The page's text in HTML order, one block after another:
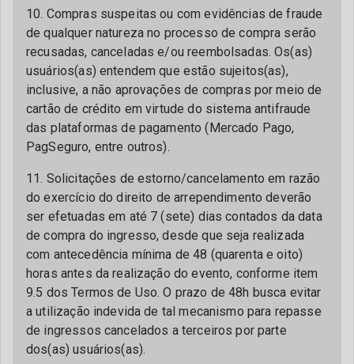
10. Compras suspeitas ou com evidências de fraude
de qualquer natureza no processo de compra serão
recusadas, canceladas e/ou reembolsadas. Os(as)
usuários(as) entendem que estão sujeitos(as),
inclusive, a não aprovações de compras por meio de
cartão de crédito em virtude do sistema antifraude
das plataformas de pagamento (Mercado Pago,
PagSeguro, entre outros).
11. Solicitações de estorno/cancelamento em razão
do exercício do direito de arrependimento deverão
ser efetuadas em até 7 (sete) dias contados da data
de compra do ingresso, desde que seja realizada
com antecedência mínima de 48 (quarenta e oito)
horas antes da realização do evento, conforme item
9.5 dos Termos de Uso. O prazo de 48h busca evitar
a utilização indevida de tal mecanismo para repasse
de ingressos cancelados a terceiros por parte
dos(as) usuários(as).